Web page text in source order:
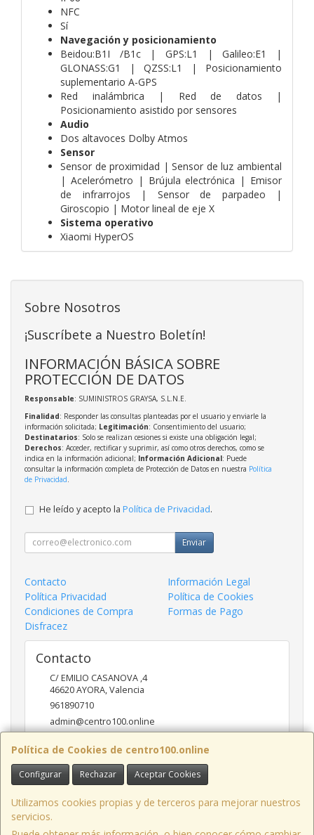
NFC
Sí
Navegación y posicionamiento
Beidou:B1I /B1c | GPS:L1 | Galileo:E1 |
GLONASS:G1 | QZSS:L1 | Posicionamiento
suplementario A-GPS
Red inalámbrica | Red de datos |
Posicionamiento asistido por sensores
Audio
Dos altavoces Dolby Atmos
Sensor
Sensor de proximidad | Sensor de luz ambiental
| Acelerómetro | Brújula electrónica | Emisor
de infrarrojos | Sensor de parpadeo |
Giroscopio | Motor lineal de eje X
Sistema operativo
Xiaomi HyperOS
Política de Cookies de centro100.online
Configurar Rechazar Aceptar Cookies
Utilizamos cookies propias y de terceros para mejorar nuestros
servicios.
Sobre Nosotros
¡Suscríbete a Nuestro Boletín!
INFORMACIÓN BÁSICA SOBRE
PROTECCIÓN DE DATOS
Responsable: SUMINISTROS GRAYSA, S.L.N.E.
Finalidad: Responder las consultas planteadas por el usuario y enviarle la
información solicitada; Legitimación: Consentimiento del usuario;
Destinatarios: Solo se realizan cesiones si existe una obligación legal;
Derechos: Acceder, rectificar y suprimir, así como otros derechos, como se
indica en la información adicional; Información Adicional: Puede
consultar la información completa de Protección de Datos en nuestra Política
de Privacidad
He leído y acepto la Política de Privacidad.
Enviar
Contacto
Información Legal
Política Privacidad
Política de Cookies
Condiciones de Compra
Formas de Pago
Disfracez
Contacto
C/ EMILIO CASANOVA ,4
46620AYORA,Valencia
961890710
admin@centro100.online
Horario
LUNES A VIERNES 9'30 - 14'00 / 17'00 - 20 '30 SABADOS 9'30
- 14'00